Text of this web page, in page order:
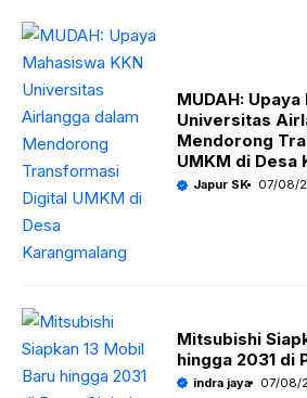
MUDAH:
Universitas
Mendorong
UMKM di Desa
Japur SK 07/08/
Mitsubishi
hingga 2031 di
indra jaya 07/08/